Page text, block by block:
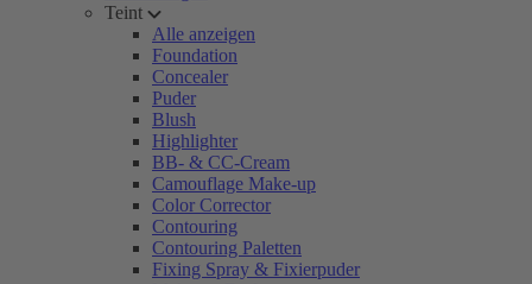
Teint
Alle anzeigen
Foundation
Concealer
Puder
Blush
Highlighter
BB- & CC-Cream
Camouflage Make-up
Color Corrector
Contouring
Contouring Paletten
Fixing Spray & Fixierpuder